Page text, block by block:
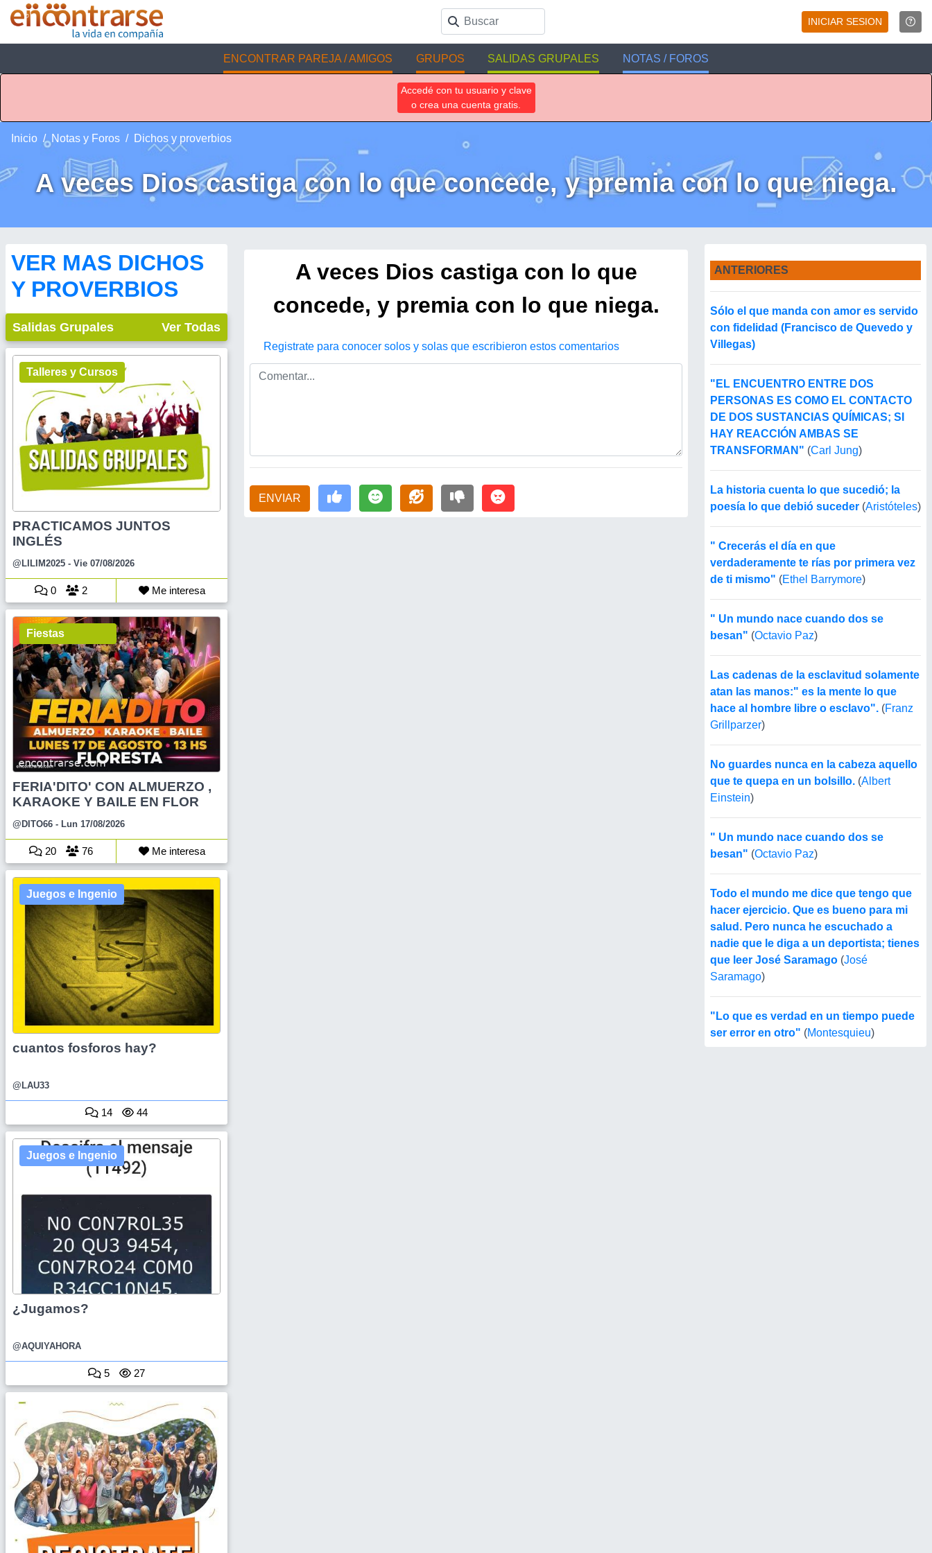
INICIAR SESION
ENCONTRAR PAREJA / AMIGOS GRUPOS SALIDAS GRUPALES NOTAS / FOROS
Accedé con tu usuario y clave
o crea una cuenta gratis.
Inicio Notas y Foros Dichos y proverbios
A veces Dios castiga con lo que concede, y premia con lo que niega.
VER MAS DICHOS
Y PROVERBIOS
Salidas Grupales Ver Todas
Talleres y Cursos
PRACTICAMOS JUNTOS
INGLÉS
@LILIM2025 - Vie 07/08/2026
0 2 Me interesa
Fiestas
FERIA'DITO' CON ALMUERZO ,
KARAOKE Y BAILE EN FLOR
@DITO66 - Lun 17/08/2026
20 76 Me interesa
Juegos e Ingenio
cuantos fosforos hay?
@LAU33
14 44
Juegos e Ingenio
¿Jugamos?
@AQUIYAHORA
5 27
A veces Dios castiga con lo que
concede, y premia con lo que niega.
Registrate para conocer solos y solas que escribieron estos comentarios
ENVIAR
ANTERIORES
Sólo el que manda con amor es servido
con fidelidad (Francisco de Quevedo y
Villegas)
"EL ENCUENTRO ENTRE DOS
PERSONAS ES COMO EL CONTACTO
DE DOS SUSTANCIAS QUÍMICAS; SI
HAY REACCIÓN AMBAS SE
TRANSFORMAN" (Carl Jung)
La historia cuenta lo que sucedió; la
poesía lo que debió suceder (Aristóteles)
" Crecerás el día en que
verdaderamente te rías por primera vez
de ti mismo" (Ethel Barrymore)
" Un mundo nace cuando dos se
besan" (Octavio Paz)
Las cadenas de la esclavitud solamente
atan las manos:" es la mente lo que
hace al hombre libre o esclavo". (Franz
Grillparzer)
No guardes nunca en la cabeza aquello
que te quepa en un bolsillo. (Albert
Einstein)
" Un mundo nace cuando dos se
besan" (Octavio Paz)
Todo el mundo me dice que tengo que
hacer ejercicio. Que es bueno para mi
salud. Pero nunca he escuchado a
nadie que le diga a un deportista; tienes
que leer José Saramago (José
Saramago)
"Lo que es verdad en un tiempo puede
ser error en otro" (Montesquieu)